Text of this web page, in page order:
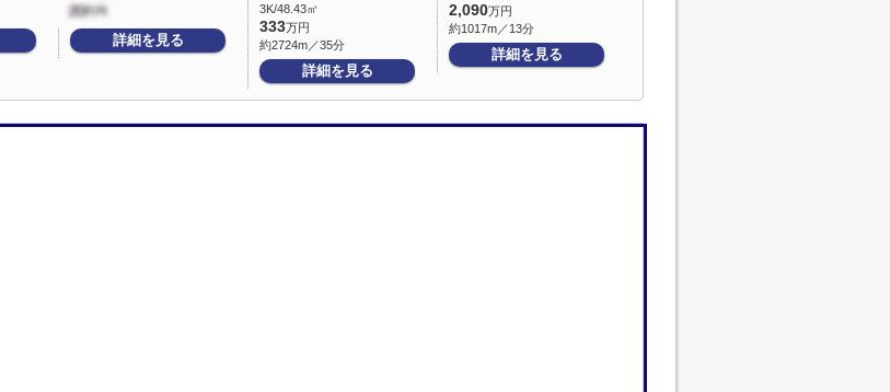
詳細を見る
3K/48.43㎡
333万円
約2724m／35分
詳細を見る
2,090万円
約1017m／13分
詳細を見る